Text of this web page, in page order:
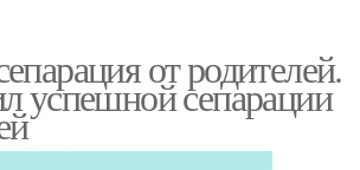
от родителей.
успешной сепарации